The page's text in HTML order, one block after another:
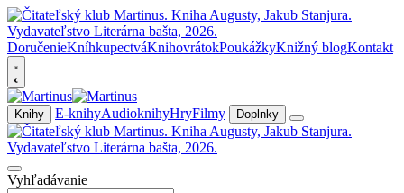
DoručenieKníhkupectváKnihovrátokPoukážkyKnižný blogKontakt
Knihy E-knihyAudioknihyHryFilmy Doplnky
Vyhľadávanie